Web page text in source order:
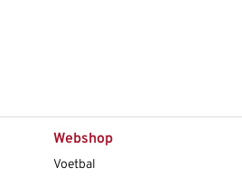
Webshop
Voetbal